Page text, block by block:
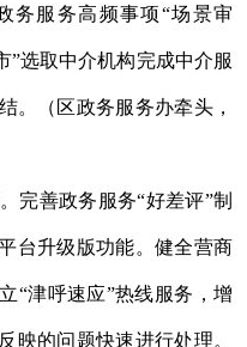
务服务高频事项“场景审
”选取中介机构完成中介服
。（区政务服务办牵头，
完善政务服务“好差评”制
台升级版功能。健全营商
“津呼速应”热线服务，增
映的问题快速进行处理。